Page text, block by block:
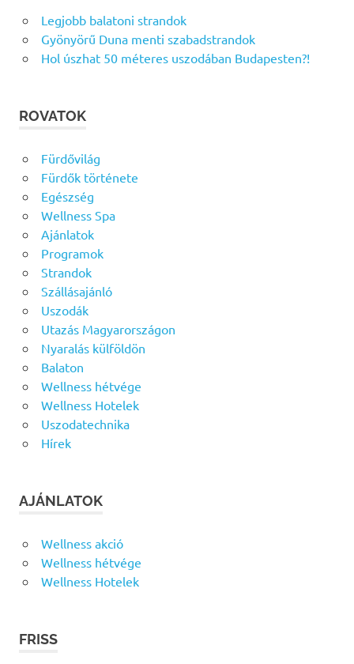
Legjobb balatoni strandok
Gyönyörű Duna menti szabadstrandok
Hol úszhat 50 méteres uszodában Budapesten?!
ROVATOK
Fürdővilág
Fürdők története
Egészség
Wellness Spa
Ajánlatok
Programok
Strandok
Szállásajánló
Uszodák
Utazás Magyarországon
Nyaralás külföldön
Balaton
Wellness hétvége
Wellness Hotelek
Uszodatechnika
Hírek
AJÁNLATOK
Wellness akció
Wellness hétvége
Wellness Hotelek
FRISS